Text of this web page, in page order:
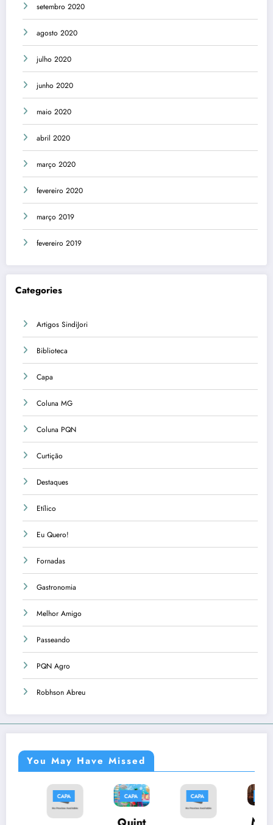
setembro 2020
agosto 2020
julho 2020
junho 2020
maio 2020
abril 2020
março 2020
fevereiro 2020
março 2019
fevereiro 2019
Categories
Artigos SindiJori
Biblioteca
Capa
Coluna MG
Coluna PQN
Curtição
Destaques
Etílico
Eu Quero!
Fornadas
Gastronomia
Melhor Amigo
Passeando
PQN Agro
Robhson Abreu
You May Have Missed
CAPA CAPA CAPA
Músi